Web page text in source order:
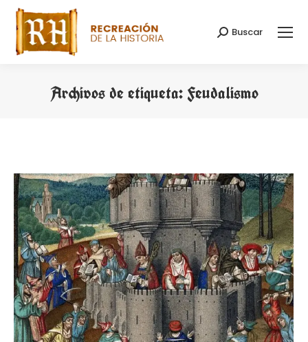
Buscar:
Buscar
Archivos de etiqueta:Feudalismo